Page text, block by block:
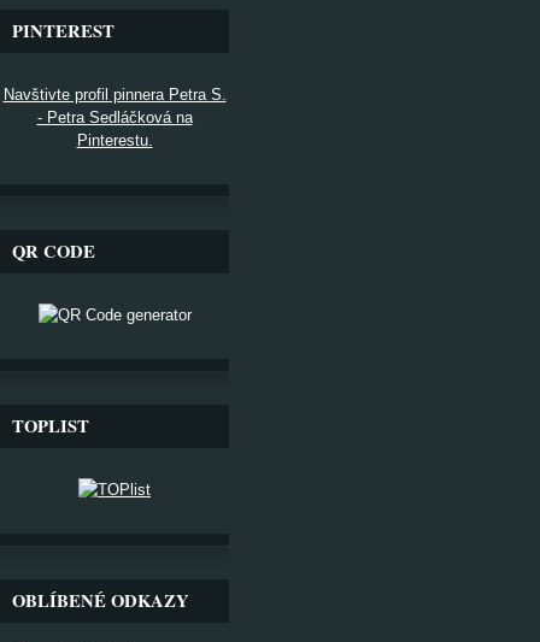
PINTEREST
Navštivte profil pinnera Petra S.
- Petra Sedláčková na
Pinterestu.
QR CODE
TOPLIST
OBLÍBENÉ ODKAZY